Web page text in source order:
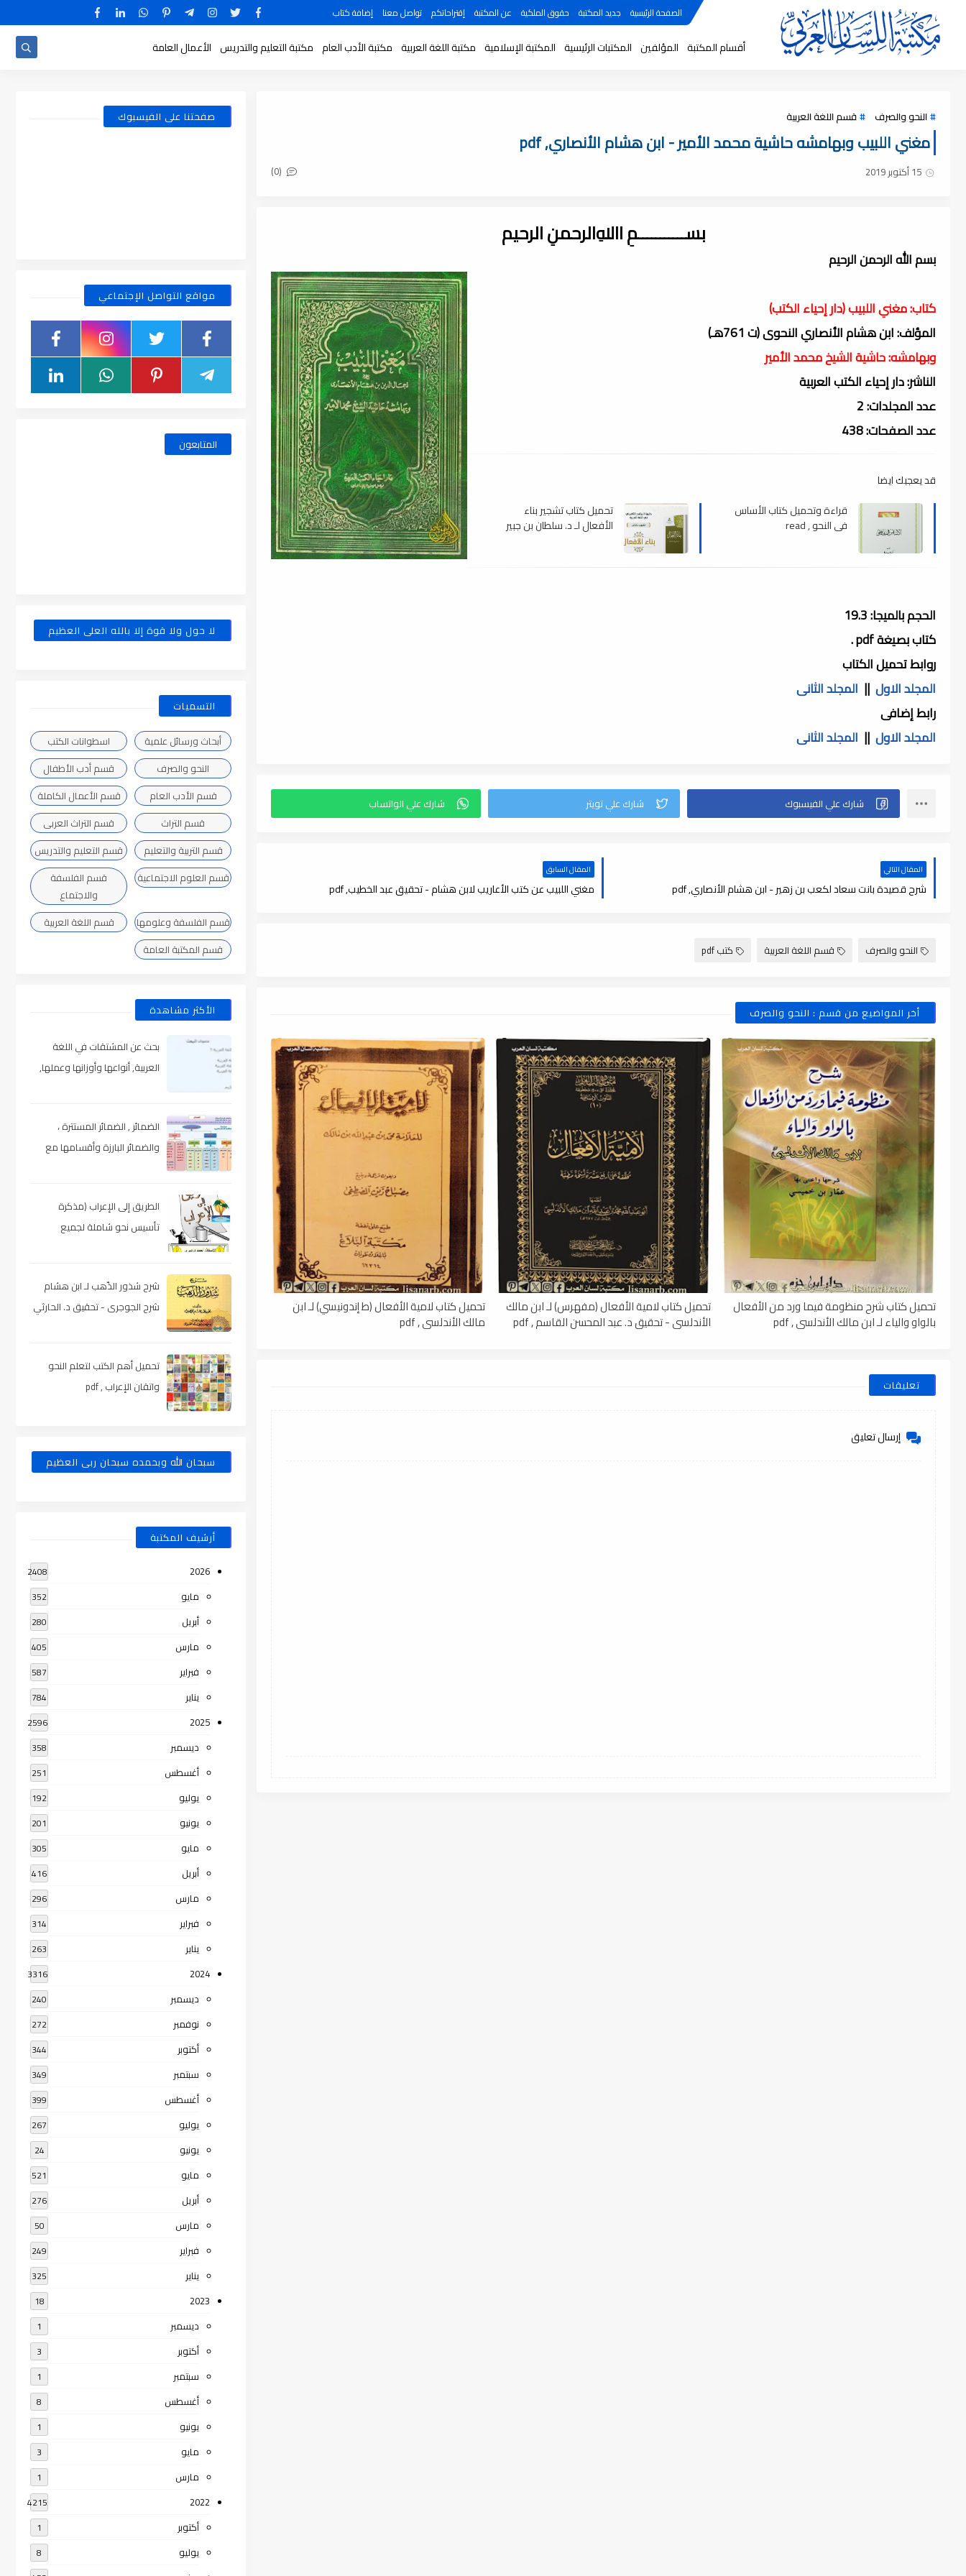
الصفحة الرئيسية جديد المكتبة حقوق الملكية عن المكتبة إقتراحاتكم تواصل معنا إضافة كتاب
أقسام المكتبة المؤلفين المكتبات الرئيسية المكتبة الإسلامية مكتبة اللغة العربية مكتبة الأدب العام مكتبة التعليم والتدريس الأعمال العامة
النحو والصرف قسم اللغة العربية
مغني اللبيب وبهامشه حاشية محمد الأمير - ابن هشام الأنصاري, pdf
15 أكتوبر 2019 (0)
بســـــــــــمِ اﷲِالرحمنِ الرحيم
بسم الله الرحمن الرحيم
كتاب: مغني اللبيب (دار إحياء الكتب)
المؤلف: ابن هشام الأنصاري النحوى (ت 761هـ)
وبهامشه: حاشية الشيخ محمد الأمير
الناشر: دار إحياء الكتب العربية
عدد المجلدات: 2
عدد الصفحات: 438
قد يعجبك ايضا
قراءة وتحميل كتاب الأساس
في النحو , read
تحميل كتاب تشجير بناء
الأفعال لـ د. سلطان بن جبير
الحجم بالميجا: 19.3
كتاب بصيغة pdf .
روابط تحميل الكتاب
المجلد الاول || المجلد الثانى
رابط إضافى
المجلد الاول || المجلد الثانى
المقال التالي
شرح قصيدة بانت سعاد لكعب بن زهير - ابن هشام الأنصاري, pdf
المقال السابق
مغني اللبيب عن كتب الأعاريب لابن هشام - تحقيق عبد الخطيب, pdf
النحو والصرف قسم اللغة العربية كتب pdf
أخر المواضيع من قسم : النحو والصرف
تحميل كتاب شرح منظومة فيما ورد من الأفعال
بالواو والياء لـ ابن مالك الأندلسي , pdf
تحميل كتاب لامية الأفعال (مفهرس) لـ ابن مالك
الأندلسي - تحقيق د. عبد المحسن القاسم , pdf
تحميل كتاب لامية الأفعال (ط إندونيسي) لـ ابن
مالك الأندلسي , pdf
تعليقات
إرسال تعليق
صفحتنا على الفيسبوك
مواقع التواصل الإجتماعي
المتابعون
لا حول ولا قوة إلا بالله العلى العظيم
التسميات
أبحاث ورسائل علمية
اسطوانات الكتب
النحو والصرف
قسم أدب الأطفال
قسم الأدب العام
قسم الأعمال الكاملة
قسم التراث
قسم التراث العربى
قسم التربية والتعليم
قسم التعليم والتدريس
قسم العلوم الاجتماعية
قسم الفلسفة
والاجتماع
قسم الفلسفة وعلومها
قسم اللغة العربية
قسم المكتبة العامة
الأكثر مشاهدة
بحث عن المشتقات في اللغة
العربية, أنواعها وأوزانها وعملها,
الضمائر , الضمائر المستترة ،
والضمائر البارزة وأقسامها مع
الطريق إلى الإعراب (مذكرة
تأسيس نحو شاملة لجميع
شرح شذور الذّهب لـ ابن هشام
شرح الجوجرى - تحقيق د. الحارثي
تحميل أهم الكتب لتعلم النحو
واتقان الإعراب , pdf
سبحان الله وبحمده سبحان ربى العظيم
أرشيف المكتبة
2026
2408
مايو 352
أبريل 280
مارس 405
فبراير 587
يناير 784
2025
2596
ديسمبر 358
أغسطس 251
يوليو 192
يونيو 201
مايو 305
أبريل 416
مارس 296
فبراير 314
يناير 263
2024
3316
ديسمبر 240
نوفمبر 272
أكتوبر 344
سبتمبر 349
أغسطس 399
يوليو 267
يونيو 24
مايو 521
أبريل 276
مارس 50
فبراير 249
يناير 325
2023
18
ديسمبر 1
أكتوبر 3
سبتمبر 1
أغسطس 8
يونيو 1
مايو 3
مارس 1
2022
4215
أكتوبر 1
يوليو 8